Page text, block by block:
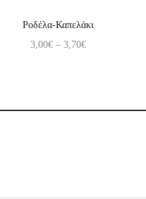
Ροδέλα-Καπελάκι
3,00€ – 3,70€